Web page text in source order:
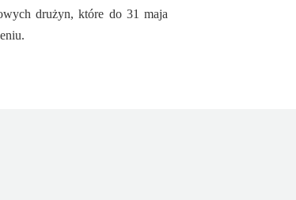
drużyn, które do 31 maja